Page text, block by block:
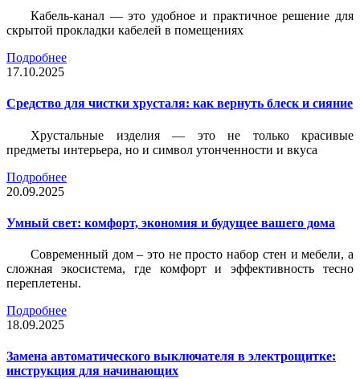
Кабель-канал — это удобное и практичное решение для
скрытой прокладки кабелей в помещениях
Подробнее
17.10.2025
Средство для чистки хрусталя: как вернуть блеск и сияние
Хрустальные изделия — это не только красивые
предметы интерьера, но и символ утонченности и вкуса
Подробнее
20.09.2025
Умный свет: комфорт, экономия и будущее вашего дома
Современный дом – это не просто набор стен и мебели, а
сложная экосистема, где комфорт и эффективность тесно
переплетены.
Подробнее
18.09.2025
Замена автоматического выключателя в электрощитке:
инструкция для начинающих